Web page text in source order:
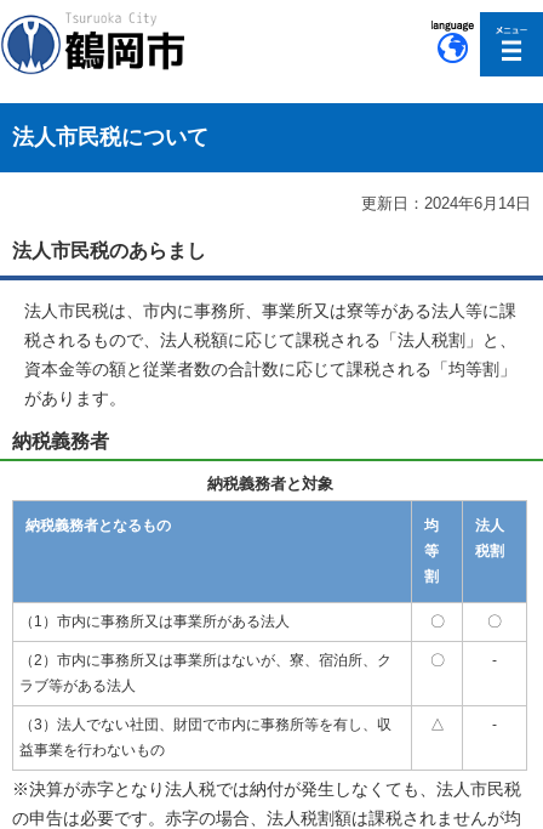
法人市民税について
更新日：2024年6月14日
法人市民税のあらまし
法人市民税は、市内に事務所、事業所又は寮等がある法人等に課
税されるもので、法人税額に応じて課税される「法人税割」と、
資本金等の額と従業者数の合計数に応じて課税される「均等割」
があります。
納税義務者
納税義務者と対象
納税義務者となるもの
均
等
割
法人
税割
（1）市内に事務所又は事業所がある法人 〇 〇
（2）市内に事務所又は事業所はないが、寮、宿泊所、ク
ラブ等がある法人
〇 -
（3）法人でない社団、財団で市内に事務所等を有し、収
益事業を行わないもの
△ -
※決算が赤字となり法人税では納付が発生しなくても、法人市民税
の申告は必要です。赤字の場合、法人税割額は課税されませんが均